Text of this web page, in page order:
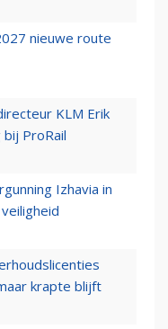
nieuwe route
KLM Erik
bij ProRail
Izhavia in
krapte blijft